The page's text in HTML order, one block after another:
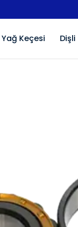
Yağ Keçesi Dişli